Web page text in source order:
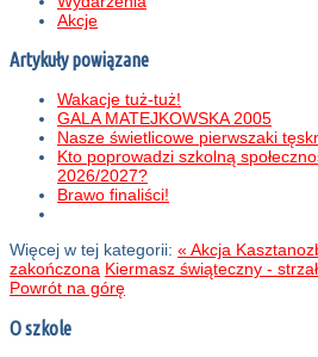
Akcje
Artykuły powiązane
Wakacje tuż-tuż!
GALA MATEJKOWSKA 2005
Nasze świetlicowe pierwszaki
Kto poprowadzi szkolną
2026/2027?
Brawo finaliści!
Więcej w tej kategorii: « Akcja
zakończona Kiermasz świąteczny -
Powrót na górę
O szkole